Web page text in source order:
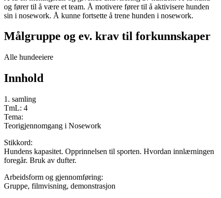
og fører til å være et team. Å motivere fører til å aktivisere hunden
sin i nosework. Å kunne fortsette å trene hunden i nosework.
Målgruppe og ev. krav til forkunnskaper
Alle hundeeiere
Innhold
1. samling
TmL: 4
Tema:
Teorigjennomgang i Nosework
Stikkord:
Hundens kapasitet. Opprinnelsen til sporten. Hvordan innlærningen
foregår. Bruk av dufter.
Arbeidsform og gjennomføring:
Gruppe, filmvisning, demonstrasjon